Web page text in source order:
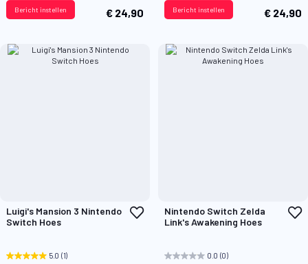
€ 24,90
Bericht instellen € 24,90
Bericht instellen
Luigi's Mansion 3 Nintendo
Switch Hoes
Voeg
5.0 (1)
Nintendo Switch Zelda
Link's Awakening Hoes
0.0 (0)